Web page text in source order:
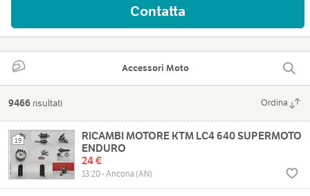
Contatta
Accessori Moto
9466 risultati Ordina
19
RICAMBI MOTORE KTM LC4 640 SUPERMOTO
ENDURO
24 €
13:20 - Ancona (AN)